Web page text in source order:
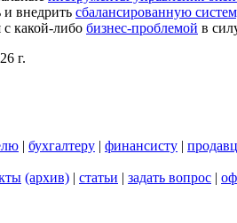
и внедрить сбалансированную
с какой-либо бизнес-проблемой в
г.
| бухгалтеру | финансисту |
(архив) | статьи | задать вопрос |